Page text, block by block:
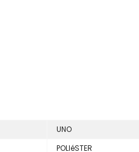
UNO
POLIéSTER